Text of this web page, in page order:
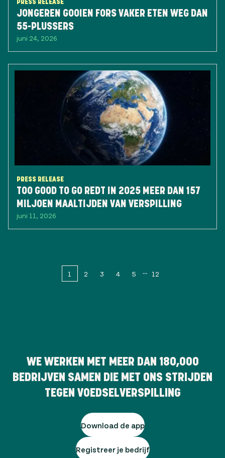
PRESS RELEASE
JONGEREN GOOIEN FORS VAKER ETEN WEG DAN
55-PLUSSERS
juni 24, 2026
PRESS RELEASE
TOO GOOD TO GO REDT IN 2025 MEER DAN 157
MILJOEN MAALTIJDEN VAN VERSPILLING
juni 11, 2026
1 2 3 4 5 12
WE WERKEN MET MEER DAN 180,000
BEDRIJVEN SAMEN DIE MET ONS STRIJDEN
TEGEN VOEDSELVERSPILLING
Download de app
Registreer je bedrijf